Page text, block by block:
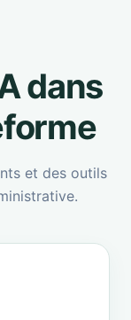
dans
et des outils